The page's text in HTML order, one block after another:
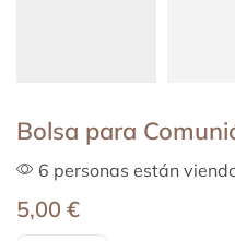
Bolsa para
6 personas están
5,00 €